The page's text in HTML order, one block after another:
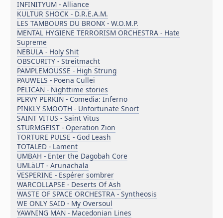
INFINITYUM - Alliance
KULTUR SHOCK - D.R.E.A.M.
LES TAMBOURS DU BRONX - W.O.M.P.
MENTAL HYGIENE TERRORISM ORCHESTRA - Hate
Supreme
NEBULA - Holy Shit
OBSCURITY - Streitmacht
PAMPLEMOUSSE - High Strung
PAUWELS - Poena Cullei
PELICAN - Nighttime stories
PERVY PERKIN - Comedia: Inferno
PINKLY SMOOTH - Unfortunate Snort
SAINT VITUS - Saint Vitus
STURMGEIST - Operation Zion
TORTURE PULSE - God Leash
TOTALED - Lament
UMBAH - Enter the Dagobah Core
UMLäUT - Arunachala
VESPERINE - Espérer sombrer
WARCOLLAPSE - Deserts Of Ash
WASTE OF SPACE ORCHESTRA - Syntheosis
WE ONLY SAID - My Oversoul
YAWNING MAN - Macedonian Lines